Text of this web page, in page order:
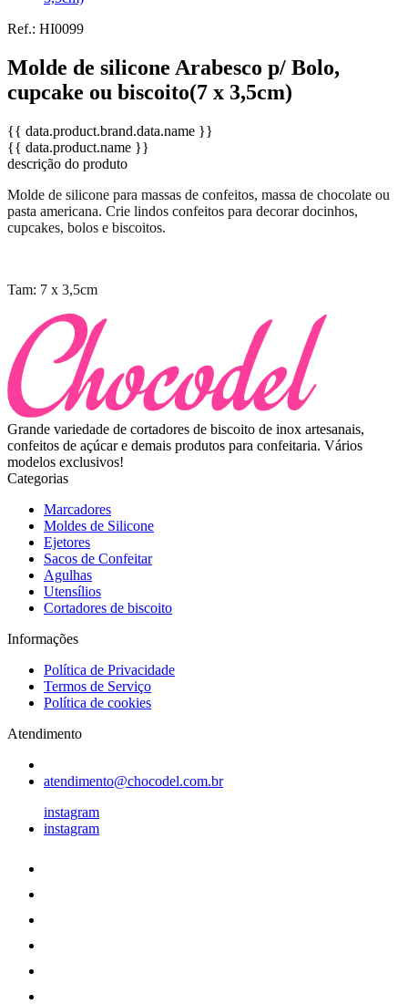
Ref.: HI0099
Molde de silicone Arabesco p/ Bolo,
cupcake ou biscoito(7 x 3,5cm)
{{ data.product.brand.data.name }}
{{ data.product.name }}
descrição do produto
Molde de silicone para massas de confeitos, massa de chocolate ou
pasta americana. Crie lindos confeitos para decorar docinhos,
cupcakes, bolos e biscoitos.
Tam: 7 x 3,5cm
Grande variedade de cortadores de biscoito de inox artesanais,
confeitos de açúcar e demais produtos para confeitaria. Vários
modelos exclusivos!
Categorias
Marcadores
Moldes de Silicone
Ejetores
Sacos de Confeitar
Agulhas
Utensílios
Cortadores de biscoito
Informações
Política de Privacidade
Termos de Serviço
Política de cookies
Atendimento
atendimento@chocodel.com.br
instagram
instagram